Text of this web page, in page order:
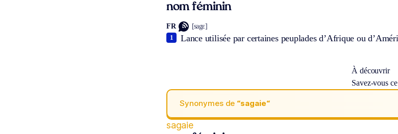
nom féminin
FR [sagɛ]
Lance utilisée par certaines peuplades d’Afrique ou
1
À découvrir
Savez-vous
Synonymes de “sagaie“
sagaie